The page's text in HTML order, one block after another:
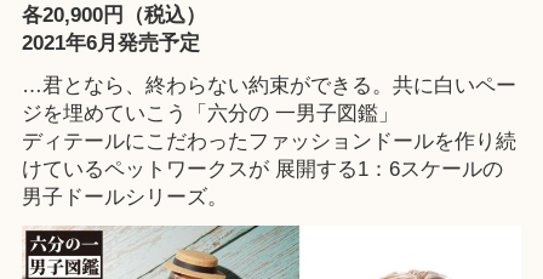
各20,900円（税込）
2021年6月発売予定
…君となら、終わらない約束ができる。共に白いペー
ジを埋めていこう「六分の 一男子図鑑」
ディテールにこだわったファッションドールを作り続
けているペットワークスが 展開する1：6スケールの
男子ドールシリーズ。